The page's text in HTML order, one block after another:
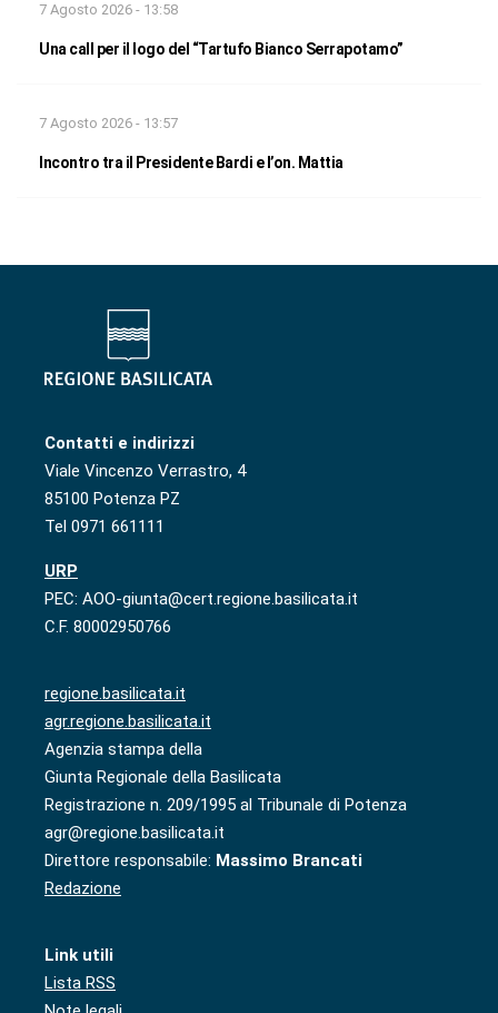
7 Agosto 2026 - 13:58
Una call per il logo del “Tartufo Bianco Serrapotamo”
7 Agosto 2026 - 13:57
Incontro tra il Presidente Bardi e l’on. Mattia
Contatti e indirizzi
Viale Vincenzo Verrastro, 4
85100 Potenza PZ
Tel 0971 661111
URP
PEC: AOO-giunta@cert.regione.basilicata.it
C.F. 80002950766
regione.basilicata.it
agr.regione.basilicata.it
Agenzia stampa della
Giunta Regionale della Basilicata
Registrazione n. 209/1995 al Tribunale di Potenza
agr@regione.basilicata.it
Direttore responsabile: Massimo Brancati
Redazione
Link utili
Lista RSS